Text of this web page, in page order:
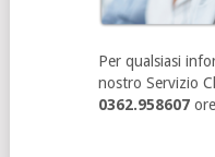
Per qualsiasi
nostro Servizio
0362.958607